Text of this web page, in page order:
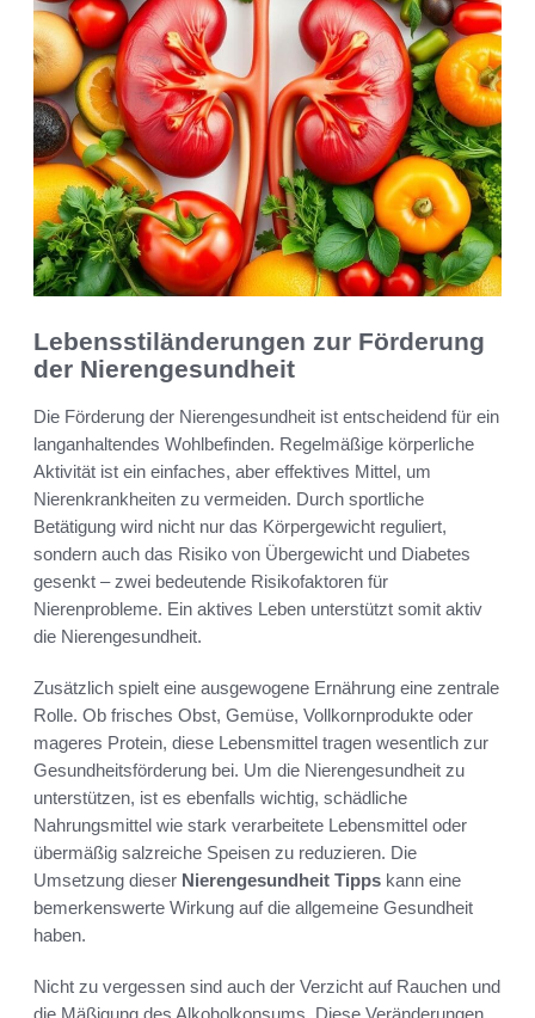
Lebensstiländerungen zur Förderung
der Nierengesundheit
Die Förderung der Nierengesundheit ist entscheidend für ein
langanhaltendes Wohlbefinden. Regelmäßige körperliche
Aktivität ist ein einfaches, aber effektives Mittel, um
Nierenkrankheiten zu vermeiden. Durch sportliche
Betätigung wird nicht nur das Körpergewicht reguliert,
sondern auch das Risiko von Übergewicht und Diabetes
gesenkt – zwei bedeutende Risikofaktoren für
Nierenprobleme. Ein aktives Leben unterstützt somit aktiv
die Nierengesundheit.
Zusätzlich spielt eine ausgewogene Ernährung eine zentrale
Rolle. Ob frisches Obst, Gemüse, Vollkornprodukte oder
mageres Protein, diese Lebensmittel tragen wesentlich zur
Gesundheitsförderung bei. Um die Nierengesundheit zu
unterstützen, ist es ebenfalls wichtig, schädliche
Nahrungsmittel wie stark verarbeitete Lebensmittel oder
übermäßig salzreiche Speisen zu reduzieren. Die
Umsetzung dieser Nierengesundheit Tipps kann eine
bemerkenswerte Wirkung auf die allgemeine Gesundheit
haben.
Nicht zu vergessen sind auch der Verzicht auf Rauchen und
die Mäßigung des Alkoholkonsums. Diese Veränderungen